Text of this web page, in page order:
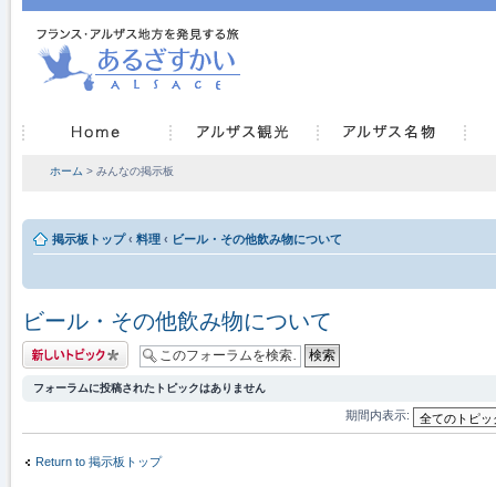
ホーム > みんなの掲示板
掲示板トップ ‹ 料理 ‹ ビール・その他飲み物について
ビール・その他飲み物について
トピックを投稿す
る
フォーラムに投稿されたトピックはありません
期間内表示:
Return to 掲示板トップ